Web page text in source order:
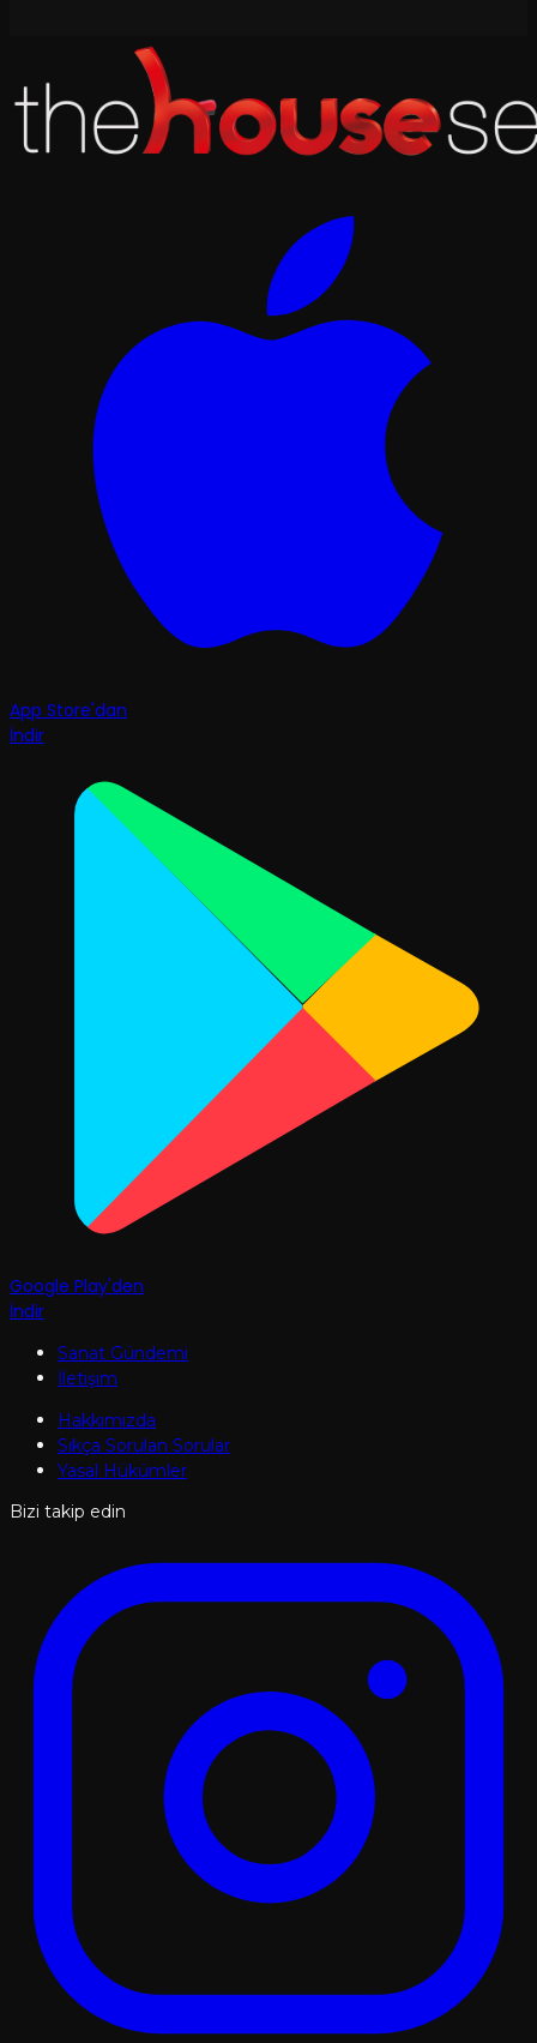
App Store'dan
İndir
Google Play'den
İndir
Sanat Gündemi
İletişim
Hakkımızda
Sıkça Sorulan Sorular
Yasal Hükümler
Bizi takip edin